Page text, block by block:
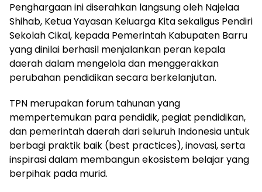
Penghargaan ini diserahkan langsung oleh Najelaa
Shihab, Ketua Yayasan Keluarga Kita sekaligus Pendiri
Sekolah Cikal, kepada Pemerintah Kabupaten Barru
yang dinilai berhasil menjalankan peran kepala
daerah dalam mengelola dan menggerakkan
perubahan pendidikan secara berkelanjutan.
TPN merupakan forum tahunan yang
mempertemukan para pendidik, pegiat pendidikan,
dan pemerintah daerah dari seluruh Indonesia untuk
berbagi praktik baik (best practices), inovasi, serta
inspirasi dalam membangun ekosistem belajar yang
berpihak pada murid.